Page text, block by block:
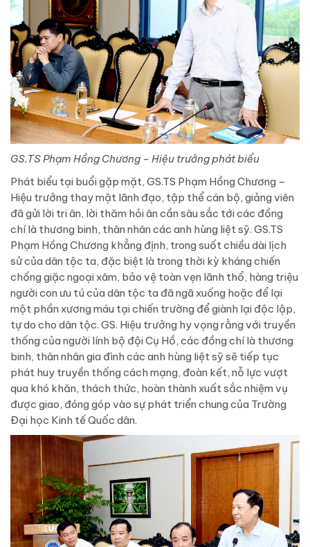
GS.TS Phạm Hồng Chương – Hiệu trưởng phát biểu
Phát biểu tại buổi gặp mặt, GS.TS Phạm Hồng Chương –
Hiệu trưởng thay mặt lãnh đạo, tập thể cán bộ, giảng viên
đã gửi lời tri ân, lời thăm hỏi ân cần sâu sắc tới các đồng
chí là thương binh, thân nhân các anh hùng liệt sỹ. GS.TS
Phạm Hồng Chương khẳng định, trong suốt chiều dài lịch
sử của dân tộc ta, đặc biệt là trong thời kỳ kháng chiến
chống giặc ngoại xâm, bảo vệ toàn vẹn lãnh thổ, hàng triệu
người con ưu tú của dân tộc ta đã ngã xuống hoặc để lại
một phần xương máu tại chiến trường để giành lại độc lập,
tự do cho dân tộc. GS. Hiệu trưởng hy vọng rằng với truyền
thống của người lính bộ đội Cụ Hồ, các đồng chí là thương
binh, thân nhân gia đình các anh hùng liệt sỹ sẽ tiếp tục
phát huy truyền thống cách mạng, đoàn kết, nỗ lực vượt
qua khó khăn, thách thức, hoàn thành xuất sắc nhiệm vụ
được giao, đóng góp vào sự phát triển chung của Trường
Đại học Kinh tế Quốc dân.